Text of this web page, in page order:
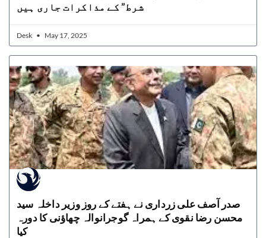
شرط” کے مذاکرات جاری ہیں
Desk May 17, 2025
صدر آصف علی زرداری نے ہفتے کے روز وزیر داخلہ سید
محسن رضا نقوی کے ہمراہ گوجرانوالہ چھاؤنی کا دورہ
کیا